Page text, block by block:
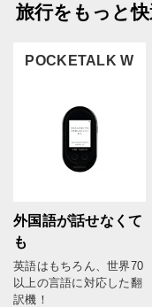
旅行をもっと
POCKETALK W
外国語が話せなくて
も
英語はもちろん、世界70
以上の言語に対応した翻
訳機！